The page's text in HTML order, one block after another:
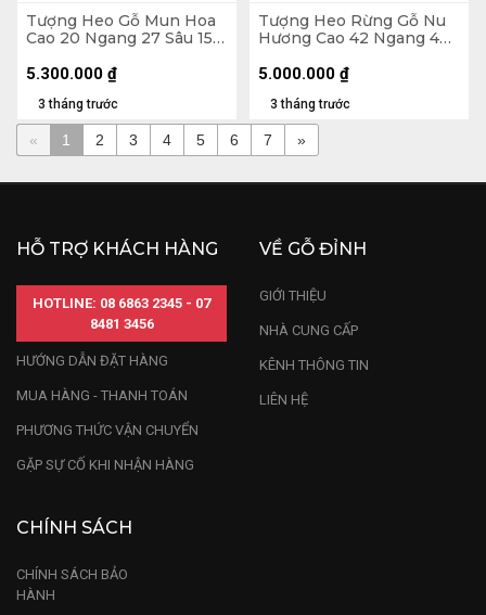
Tượng Heo Gỗ Mun Hoa
Cao 20 Ngang 27 Sâu 15
3 tháng trước
5.300.000 ₫
Tượng Heo Rừng Gỗ Nu
Hương Cao 42 Ngang 42
3 tháng trước
5.000.000 ₫
« 1 2 3 4 5 6 7 »
HỖ TRỢ KHÁCH HÀNG
HOTLINE: 08 6863 2345 - 07
8481 3456
HƯỚNG DẪN ĐẶT HÀNG
MUA HÀNG - THANH TOÁN
PHƯƠNG THỨC VẬN CHUYỂN
GẶP SỰ CỐ KHI NHẬN HÀNG
VỀ GỖ ĐỈNH
GIỚI THIỆU
NHÀ CUNG CẤP
KÊNH THÔNG TIN
LIÊN HỆ
CHÍNH SÁCH
CHÍNH SÁCH BẢO
HÀNH